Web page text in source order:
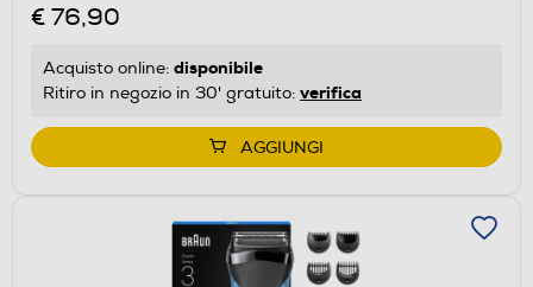
€ 76,90
Acquisto online: disponibile
Ritiro in negozio in 30' gratuito: verifica
AGGIUNGI